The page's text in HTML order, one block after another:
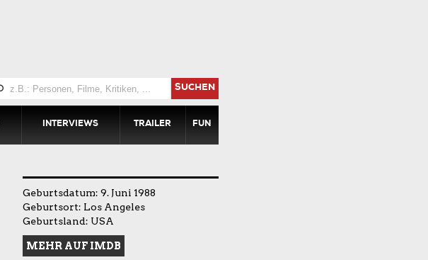
SUCHEN
INTERVIEWS TRAILER FUN
Geburtsdatum: 9. Juni 1988
Geburtsort: Los Angeles
Geburtsland: USA
MEHR AUF IMDB